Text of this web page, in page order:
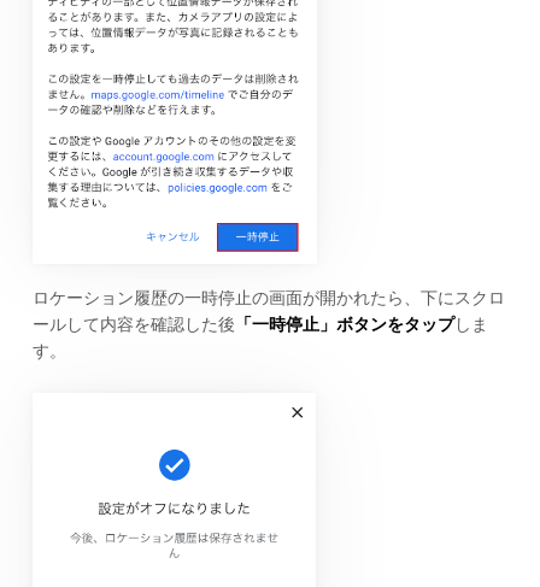
ロケーション履歴の一時停止の画面が開かれたら、下にスクロ
ールして内容を確認した後 「一時停止」ボタンをタップしま
す。